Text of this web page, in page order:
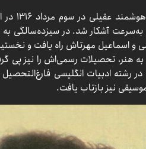
به
آشکار شد. در سیزده‌سالگی
و اسماعیل مهرتاش راه یافت و
به هنر، تحصیلات رسمی‌اش را نیز پی
رشته ادبیات انگلیسی
نیز بازتاب یافت.